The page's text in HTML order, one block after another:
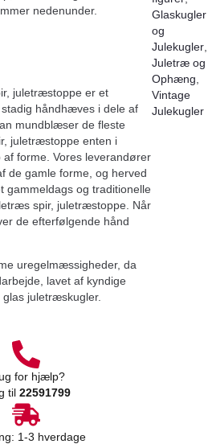
for hjælp?
til 22591799
1-3 hverdage
nedenunder.
juletræstoppe er et
håndhæves i dele af
mundblæser de fleste
juletræstoppe enten i
forme. Vores leverandører
de gamle forme, og herved
gammeldags og traditionelle
spir, juletræstoppe. Når
de efterfølgende hånd
uregelmæssigheder, da
lavet af kyndige
juletræskugler.
Glaskugler
og
Julekugler,
Juletræ og
Ophæng
Vintage
Julekugler